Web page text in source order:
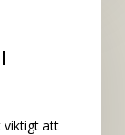
viktigt att